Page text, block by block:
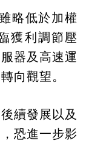
略低於加權
獲利調節壓
器及高速運
向觀望。
續發展以及
恐進一步影